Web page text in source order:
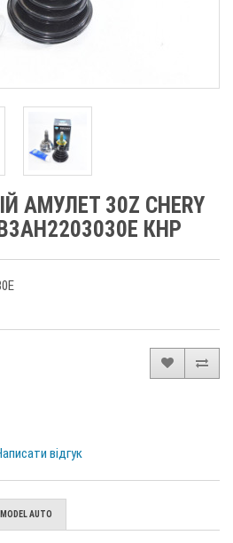
АМУЛЕТ 30Z CHERY
КНР
відгук
MODEL AUTO